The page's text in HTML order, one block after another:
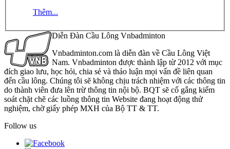
Thêm...
Diễn Đàn Cầu Lông Vnbadminton
Vnbadminton.com là diễn đàn về Cầu Lông Việt
Nam. Vnbadminton được thành lập từ 2012 với mục
đích giao lưu, học hỏi, chia sẻ và thảo luận mọi vấn đề liên quan
đến cầu lông. Chúng tôi sẽ không chịu trách nhiệm với các thông tin
do thành viên đưa lên trừ thông tin nội bộ. BQT sẽ cố gắng kiểm
soát chặt chẽ các luồng thông tin Website đang hoạt động thử
nghiệm, chờ giấy phép MXH của Bộ TT & TT.
Follow us